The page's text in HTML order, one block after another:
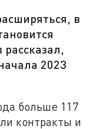
в
2023
больше 117
контракты и